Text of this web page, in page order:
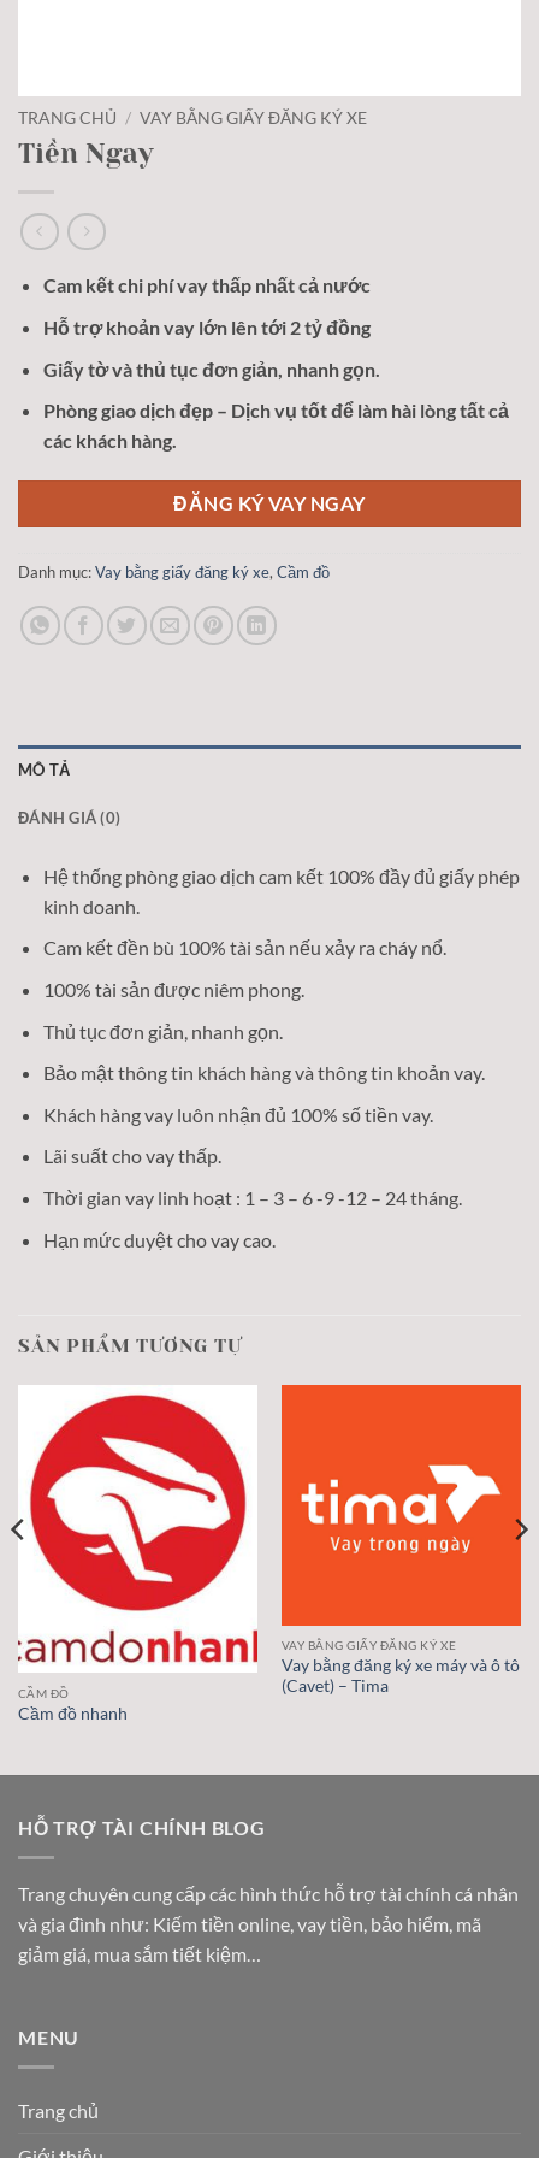
TRANG CHỦ / VAY BẰNG GIẤY ĐĂNG KÝ XE
Tiền Ngay
Cam kết chi phí vay thấp nhất cả nước
Hỗ trợ khoản vay lớn lên tới 2 tỷ đồng
Giấy tờ và thủ tục đơn giản, nhanh gọn.
Phòng giao dịch đẹp – Dịch vụ tốt để làm hài lòng tất cả
các khách hàng.
ĐĂNG KÝ VAY NGAY
Danh mục:Vay bằng giấy đăng ký xe, Cầm đồ
MÔ TẢ
ĐÁNH GIÁ (0)
Hệ thống phòng giao dịch cam kết 100% đầy đủ giấy phép
kinh doanh.
Cam kết đền bù 100% tài sản nếu xảy ra cháy nổ.
100% tài sản được niêm phong.
Thủ tục đơn giản, nhanh gọn.
Bảo mật thông tin khách hàng và thông tin khoản vay.
Khách hàng vay luôn nhận đủ 100% số tiền vay.
Lãi suất cho vay thấp.
Thời gian vay linh hoạt : 1 – 3 – 6 -9 -12 – 24 tháng.
Hạn mức duyệt cho vay cao.
SẢN PHẨM TƯƠNG TỰ
CẦM ĐỒ
Cầm đồ nhanh
VAY BẰNG GIẤY ĐĂNG KÝ XE
Vay bằng đăng ký xe máy và ô tô
(Cavet) – Tima
HỖ TRỢ TÀI CHÍNH BLOG
Trang chuyên cung cấp các hình thức hỗ trợ tài chính cá nhân
và gia đình như: Kiếm tiền online, vay tiền, bảo hiểm, mã
giảm giá, mua sắm tiết kiệm…
MENU
Trang chủ